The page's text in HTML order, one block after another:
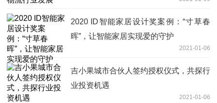
2020 ID智能家居设计奖案例：“寸草春
晖”，让智能家居实现爱的守护
2021-01-06
吉小果城市合伙人签约授权仪式，共探行
业投资机遇
2021-01-06